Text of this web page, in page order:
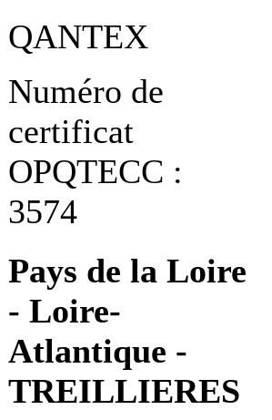
QANTEX
Numéro de
certificat
OPQTECC :
3574
Pays de la Loire
- Loire-
Atlantique -
TREILLIERES